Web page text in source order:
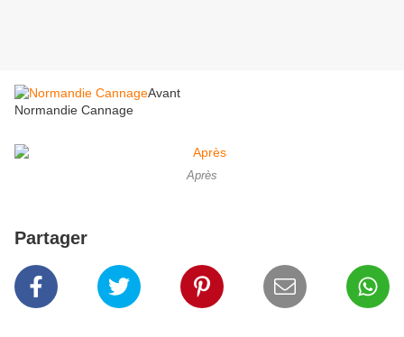
Normandie Cannage
Avant
Après
Partager